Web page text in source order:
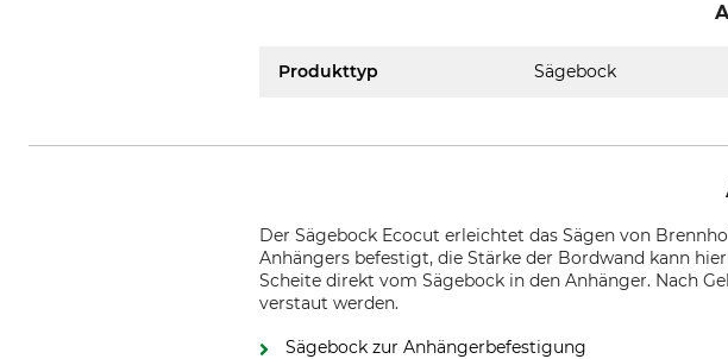
Produkttyp Sägebock
Der Sägebock Ecocut erleichtet das Sägen von
Anhängers befestigt, die Stärke der Bordwand kann
Scheite direkt vom Sägebock in den Anhänger. Nach
verstaut werden.
Sägebock zur Anhängerbefestigung